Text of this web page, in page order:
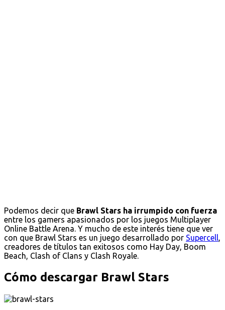
Podemos decir que Brawl Stars ha irrumpido con fuerza
entre los gamers apasionados por los juegos Multiplayer
Online Battle Arena. Y mucho de este interés tiene que ver
con que Brawl Stars es un juego desarrollado por Supercell,
creadores de títulos tan exitosos como Hay Day, Boom
Beach, Clash of Clans y Clash Royale.
Cómo descargar Brawl Stars